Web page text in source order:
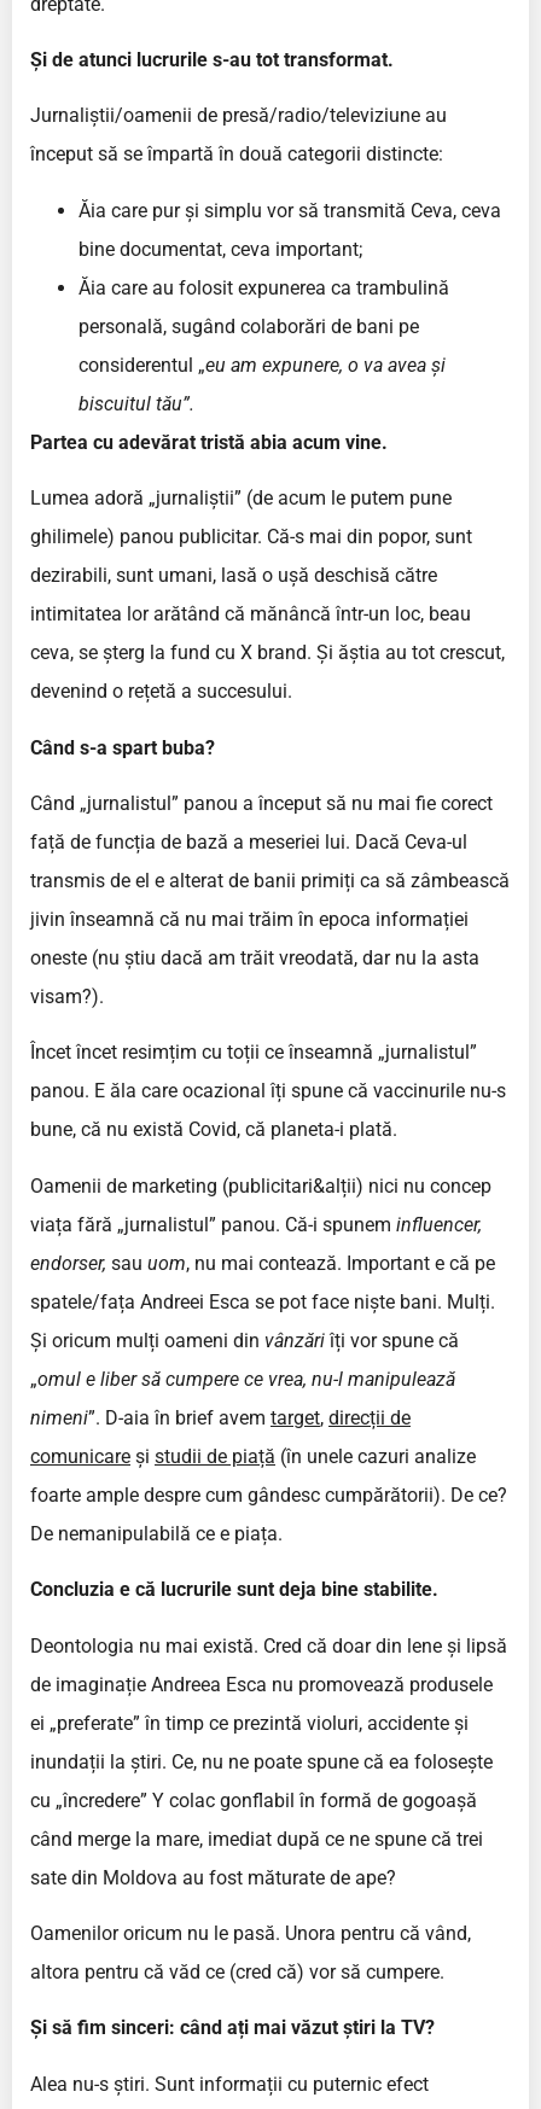
Și de atunci lucrurile s-au tot transformat.
Jurnaliștii/oamenii de presă/radio/televiziune au
început să se împartă în două categorii distincte:
Ăia care pur și simplu vor să transmită Ceva, ceva
bine documentat, ceva important;
Ăia care au folosit expunerea ca trambulină
personală, sugând colaborări de bani pe
considerentul „eu am expunere, o va avea și
biscuitul tău”.
Partea cu adevărat tristă abia acum vine.
Lumea adoră „jurnaliștii” (de acum le putem pune
ghilimele) panou publicitar. Că-s mai din popor, sunt
dezirabili, sunt umani, lasă o ușă deschisă către
intimitatea lor arătând că mănâncă într-un loc, beau
ceva, se șterg la fund cu X brand. Și ăștia au tot crescut,
devenind o rețetă a succesului.
Când s-a spart buba?
Când „jurnalistul” panou a început să nu mai fie corect
față de funcția de bază a meseriei lui. Dacă Ceva-ul
transmis de el e alterat de banii primiți ca să zâmbească
jivin înseamnă că nu mai trăim în epoca informației
oneste (nu știu dacă am trăit vreodată, dar nu la asta
visam?).
Încet încet resimțim cu toții ce înseamnă „jurnalistul”
panou. E ăla care ocazional îți spune că vaccinurile nu-s
bune, că nu există Covid, că planeta-i plată.
Oamenii de marketing (publicitari&alții) nici nu concep
viața fără „jurnalistul” panou. Că-i spunem influencer,
endorser, sau uom, nu mai contează. Important e că pe
spatele/fața Andreei Esca se pot face niște bani. Mulți.
Și oricum mulți oameni din vânzăriîți vor spune că
„omul e liber să cumpere ce vrea, nu-l manipulează
nimeni”. D-aia în brief avem target, direcții de
comunicare și studii de piață (în unele cazuri analize
foarte ample despre cum gândesc cumpărătorii). De ce?
De nemanipulabilă ce e piața.
Concluzia e că lucrurile sunt deja bine stabilite.
Deontologia nu mai există. Cred că doar din lene și lipsă
de imaginație Andreea Esca nu promovează produsele
ei „preferate” în timp ce prezintă violuri, accidente și
inundații la știri. Ce, nu ne poate spune că ea folosește
cu „încredere” Y colac gonflabil în formă de gogoașă
când merge la mare, imediat după ce ne spune că trei
sate din Moldova au fost măturate de ape?
Oamenilor oricum nu le pasă. Unora pentru că vând,
altora pentru că văd ce (cred că) vor să cumpere.
Și să fim sinceri: când ați mai văzut știri la TV?
Alea nu-s știri. Sunt informații cu puternic efect